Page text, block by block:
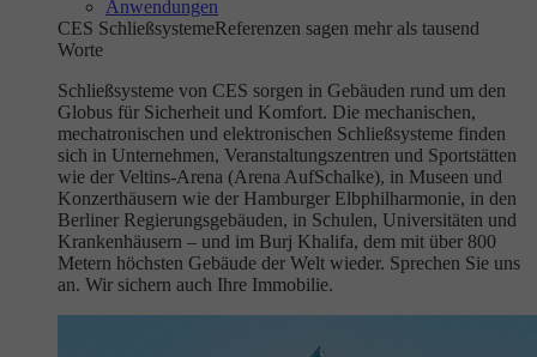
Anwendungen
CES SchließsystemeReferenzen sagen mehr als tausend
Worte
Schließsysteme von CES sorgen in Gebäuden rund um den
Globus für Sicherheit und Komfort. Die mechanischen,
mechatronischen und elektronischen Schließsysteme finden
sich in Unternehmen, Veranstaltungszentren und Sportstätten
wie der Veltins-Arena (Arena AufSchalke), in Museen und
Konzerthäusern wie der Hamburger Elbphilharmonie, in den
Berliner Regierungsgebäuden, in Schulen, Universitäten und
Krankenhäusern – und im Burj Khalifa, dem mit über 800
Metern höchsten Gebäude der Welt wieder. Sprechen Sie uns
an. Wir sichern auch Ihre Immobilie.